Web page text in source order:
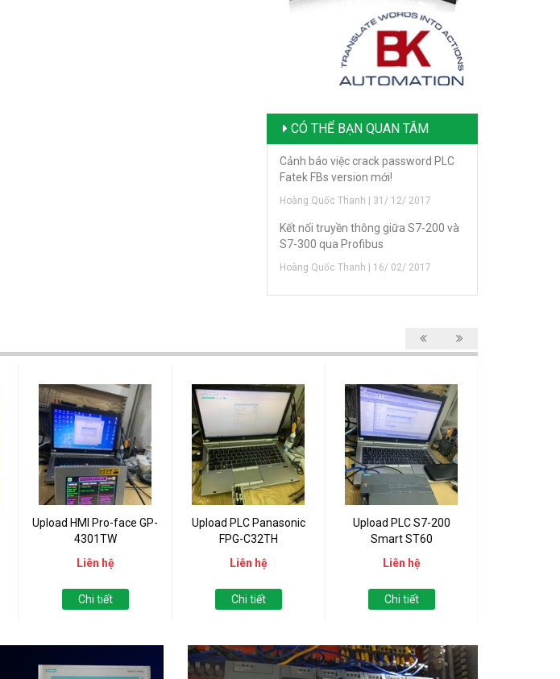
CÓ THỂ BẠN QUAN TÂM
Cảnh báo việc crack password PLC
Fatek FBs version mới!
Hoàng Quốc Thanh | 31/ 12/ 2017
Kết nối truyền thông giữa S7-200 và
S7-300 qua Profibus
Hoàng Quốc Thanh | 16/ 02/ 2017
Upload HMI Pro-face GP-
4301TW
Liên hệ
Chi tiết
Upload PLC Panasonic
FPG-C32TH
Liên hệ
Chi tiết
Upload PLC S7-200
Smart ST60
Liên hệ
Chi tiết